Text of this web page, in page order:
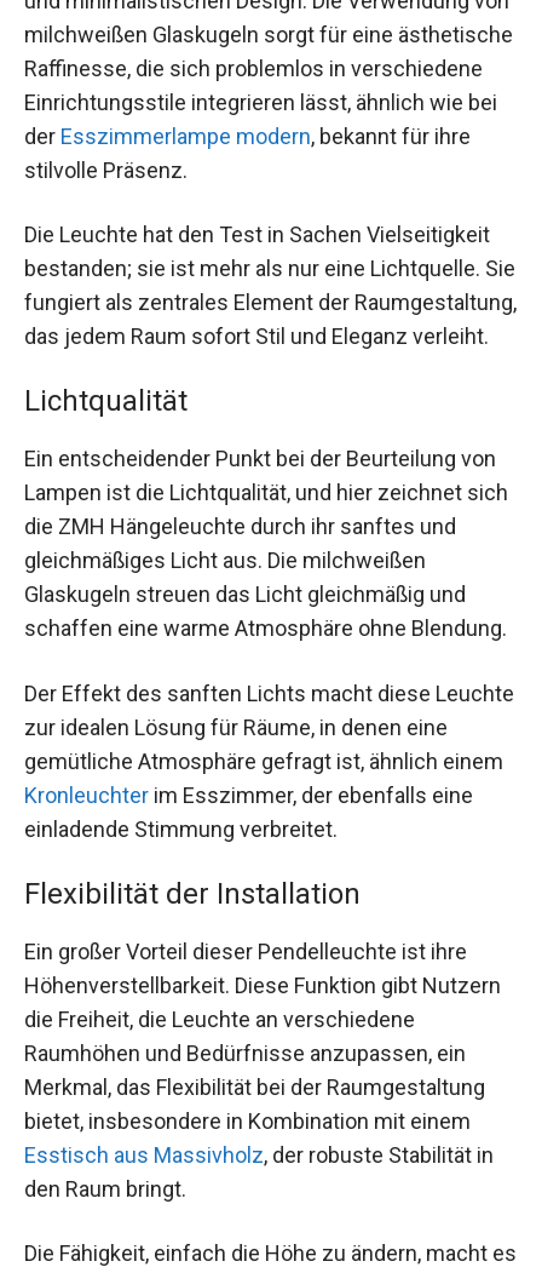
milchweißen Glaskugeln sorgt für eine ästhetische
Raffinesse, die sich problemlos in verschiedene
Einrichtungsstile integrieren lässt, ähnlich wie bei
der Esszimmerlampe modern, bekannt für ihre
stilvolle Präsenz.
Die Leuchte hat den Test in Sachen Vielseitigkeit
bestanden; sie ist mehr als nur eine Lichtquelle. Sie
fungiert als zentrales Element der Raumgestaltung,
das jedem Raum sofort Stil und Eleganz verleiht.
Lichtqualität
Ein entscheidender Punkt bei der Beurteilung von
Lampen ist die Lichtqualität, und hier zeichnet sich
die ZMH Hängeleuchte durch ihr sanftes und
gleichmäßiges Licht aus. Die milchweißen
Glaskugeln streuen das Licht gleichmäßig und
schaffen eine warme Atmosphäre ohne Blendung.
Der Effekt des sanften Lichts macht diese Leuchte
zur idealen Lösung für Räume, in denen eine
gemütliche Atmosphäre gefragt ist, ähnlich einem
Kronleuchter im Esszimmer, der ebenfalls eine
einladende Stimmung verbreitet.
Flexibilität der Installation
Ein großer Vorteil dieser Pendelleuchte ist ihre
Höhenverstellbarkeit. Diese Funktion gibt Nutzern
die Freiheit, die Leuchte an verschiedene
Raumhöhen und Bedürfnisse anzupassen, ein
Merkmal, das Flexibilität bei der Raumgestaltung
bietet, insbesondere in Kombination mit einem
Esstisch aus Massivholz, der robuste Stabilität in
den Raum bringt.
Die Fähigkeit, einfach die Höhe zu ändern, macht es